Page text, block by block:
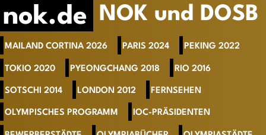
nok.de NOK und DOSB
MAILAND CORTINA 2026 PARIS 2024 PEKING 2022
TOKIO 2020 PYEONGCHANG 2018 RIO 2016
SOTSCHI 2014 LONDON 2012 FERNSEHEN
OLYMPISCHES PROGRAMM IOC-PRÄSIDENTEN